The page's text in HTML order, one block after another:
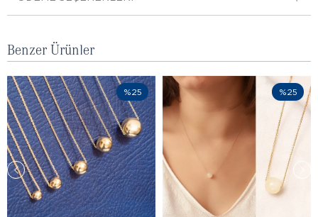
Benzer Ürünler
%25 %25